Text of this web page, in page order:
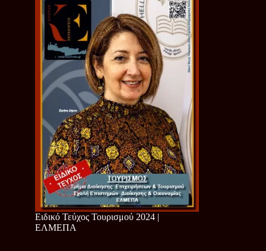
Ειδικό Τεύχος Τουρισμού 2024 |
ΕΛΜΕΠΑ